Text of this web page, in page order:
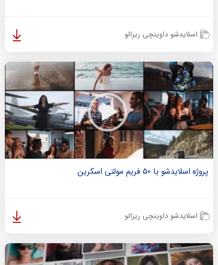
اسلایدشو داوینچی ریزالو
پروژه اسلایدشو با 50 فریم مولتی اسکرین
اسلایدشو داوینچی ریزالو